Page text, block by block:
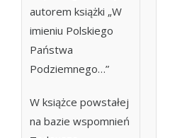
autorem książki „W
imieniu Polskiego
Państwa
Podziemnego…”
W książce powstałej
na bazie wspomnień